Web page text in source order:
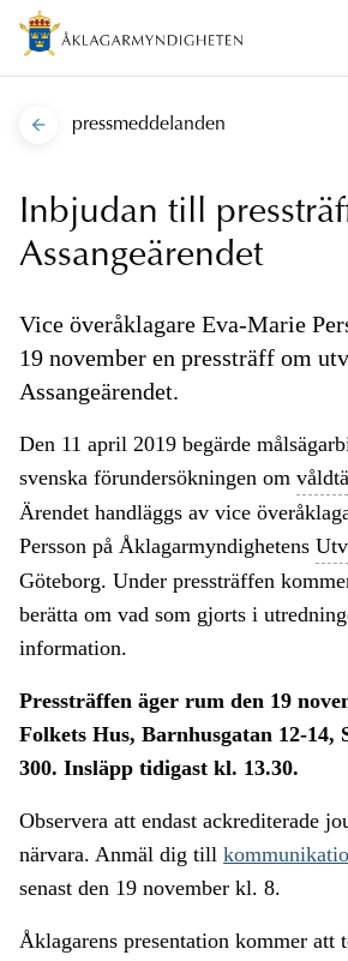
pressmeddelanden
Inbjudan till
Assangeärendet
Vice överåklagare Eva-Marie
19 november en pressträff om
Assangeärendet.
Den 11 april 2019 begärde
svenska förundersökningen om
Ärendet handläggs av vice
Persson på Åklagarmyndighetens
Göteborg. Under pressträffen
berätta om vad som gjorts i
information.
Pressträffen äger rum den 19
Folkets Hus, Barnhusgatan 12-14,
300. Insläpp tidigast kl. 13.30.
Observera att endast ackrediterade
närvara. Anmäl dig till
senast den 19 november kl. 8.
Åklagarens presentation kommer att